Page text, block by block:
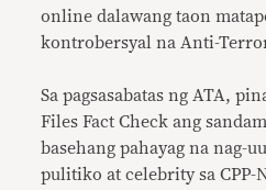
online dalawang taon
kontrobersyal na Anti-
Sa pagsasabatas ng ATA,
Files Fact Check ang
basehang pahayag na nag-
pulitiko at celebrity sa CPP-